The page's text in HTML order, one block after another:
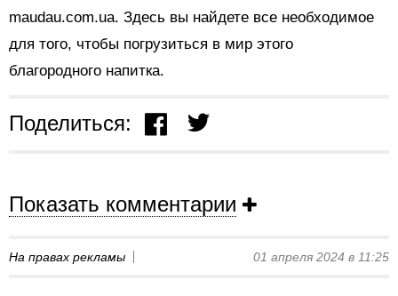
maudau.com.ua. Здесь вы найдете все необходимое
для того, чтобы погрузиться в мир этого
благородного напитка.
Поделиться:
Показать комментарии
На правах рекламы 01 апреля 2024 в 11:25